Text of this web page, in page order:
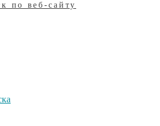
по веб-сайту